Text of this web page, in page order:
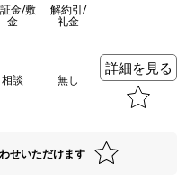
金/敷
金
解約引/
礼金
相談 無し
詳細を見る
せいただけます